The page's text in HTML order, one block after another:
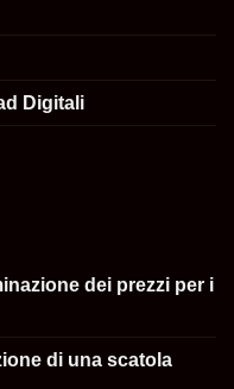
Digitali
dei prezzi per i
di una scatola